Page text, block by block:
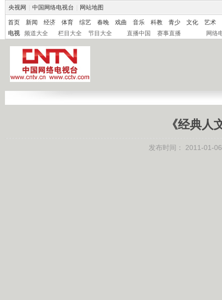
央视网 中国网络电视台 网站地图
首页 新闻 经济 体育 综艺 春晚 戏曲 音乐 科教 青少 文化
艺术
电视
频道大全 栏目大全 节目大全 直播中国 赛事直播 网络
《经典人
发布时间： 2011-01-